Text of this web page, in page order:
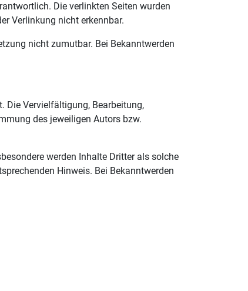
Die verlinkten Seiten wurden
Verlinkung nicht erkennbar.
nicht zumutbar. Bei Bekanntwerden
Die Vervielfältigung, Bearbeitung,
des jeweiligen Autors bzw.
werden Inhalte Dritter als solche
Hinweis. Bei Bekanntwerden